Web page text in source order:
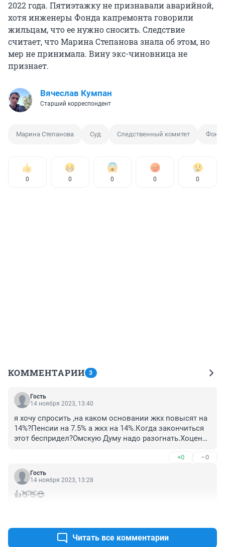
2022 года. Пятиэтажку не признавали аварийной,
хотя инженеры Фонда капремонта говорили
жильцам, что ее нужно сносить. Следствие
считает, что Марина Степанова знала об этом, но
мер не принимала. Вину экс-чиновница не
признает.
Вячеслав Кумпан
Старший корреспондент
Марина Степанова Суд Следственный комитет Фонд
0 0 0 0 0
КОММЕНТАРИИ 3
Гость
14 ноября 2023, 13:40
я хочу спросить ,на каком основании жкх повысят на
14%?Пенсии на 7.5% а жкх на 14%.Когда закончиться
этот беспридел?Омскую Думу надо разогнать.Хоценко
+0 –0
Гость
14 ноября 2023, 13:28
👍👋👋😎
Читать все комментарии